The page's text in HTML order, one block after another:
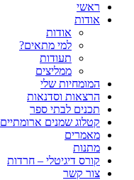
ראשי
אודות
אודות
למי מתאים?
תעודות
ממליצים
המומחיות שלי
הרצאות וסדנאות
תכנים לבתי ספר
קטלוג שמנים ארומתיים
מאמרים
מתנות
קורס דיגיטלי – חרדות
צור קשר